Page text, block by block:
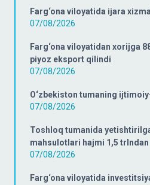
Farg‘ona viloyatida ijara
07/08/2026
Farg‘ona viloyatidan xorijga
piyoz eksport qilindi
07/08/2026
O‘zbekiston tumaning
07/08/2026
Toshloq tumanida
mahsulotlari hajmi 1,5
07/08/2026
Farg‘ona viloyatida